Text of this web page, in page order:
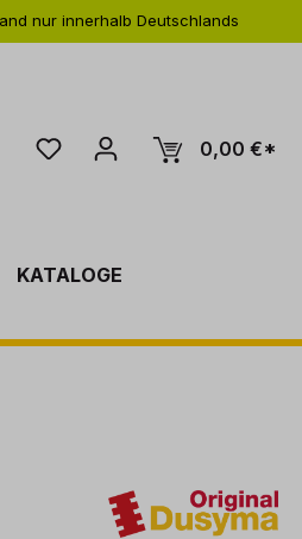
nur innerhalb Deutschlands
0,00 €*
KATALOGE